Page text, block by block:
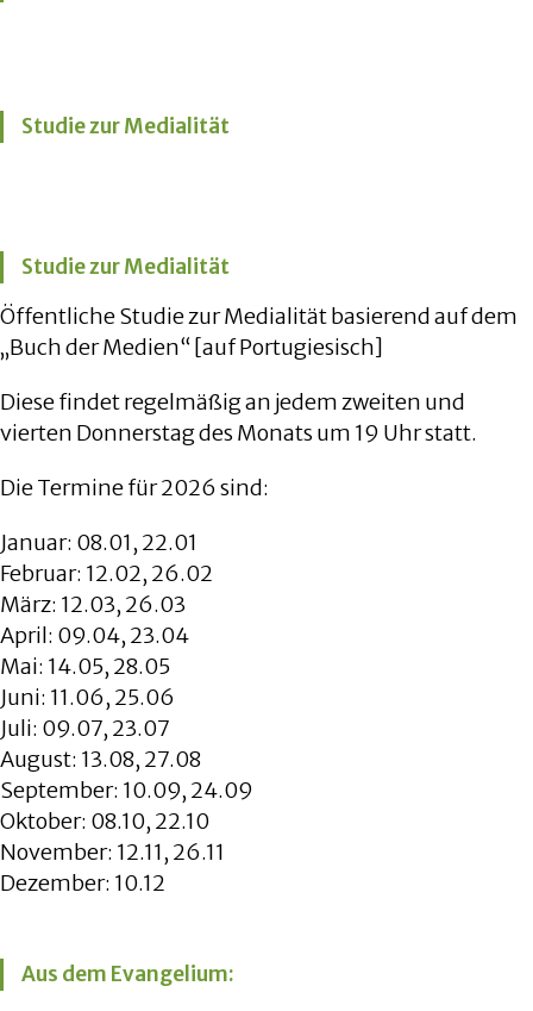
Studie zur Medialität
Studie zur Medialität
Öffentliche Studie zur Medialität basierend auf dem
„Buch der Medien“ [auf Portugiesisch]
Diese findet regelmäßig an jedem zweiten und
vierten Donnerstag des Monats um 19 Uhr statt.
Die Termine für 2026 sind:
Januar: 08.01, 22.01
Februar: 12.02, 26.02
März: 12.03, 26.03
April: 09.04, 23.04
Mai: 14.05, 28.05
Juni: 11.06, 25.06
Juli: 09.07, 23.07
August: 13.08, 27.08
September: 10.09, 24.09
Oktober: 08.10, 22.10
November: 12.11, 26.11
Dezember: 10.12
Aus dem Evangelium: